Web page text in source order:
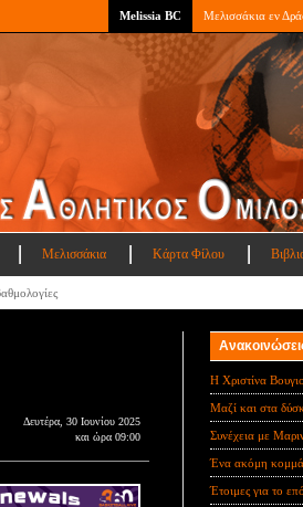
Melissia BC Μελισσάκια εν
Μελισσάκια Κάρτα Φίλου
Δευτέρα, 30 Ιουνίου 2025
και ώρα 09:00
Η Χριστίνα
Μαζί και στα
Συνέχεια με
Ένα ακόμη
Έτοιμες για το